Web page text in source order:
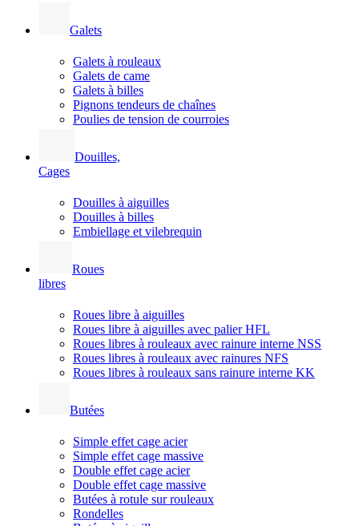
Galets
Galets à rouleaux
Galets de came
Galets à billes
Pignons tendeurs de chaînes
Poulies de tension de courroies
Douilles,
Cages
Douilles à aiguilles
Douilles à billes
Embiellage et vilebrequin
Roues
libres
Roues libre à aiguilles
Roues libre à aiguilles avec palier HFL
Roues libres à rouleaux avec rainure interne NSS
Roues libres à rouleaux avec rainures NFS
Roues libres à rouleaux sans rainure interne KK
Butées
Simple effet cage acier
Simple effet cage massive
Double effet cage acier
Double effet cage massive
Butées à rotule sur rouleaux
Rondelles